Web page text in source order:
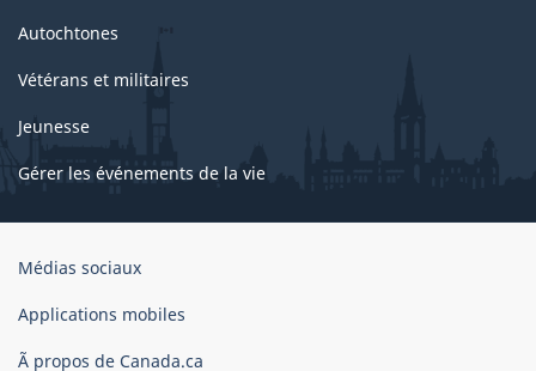
Autochtones
Vétérans et militaires
Jeunesse
Gérer les événements de la vie
Organisation
gouvernement
Canada
Médias sociaux
Applications mobiles
Ã propos de Canada.ca